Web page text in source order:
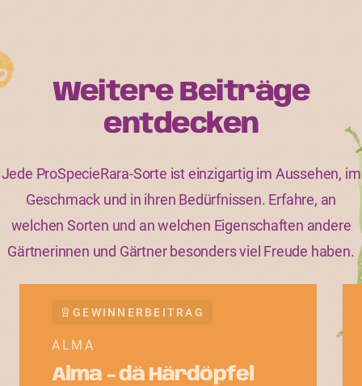
Weitere Beiträge
entdecken
Jede ProSpecieRara-Sorte ist einzigartig im Aussehen, im
Geschmack und in ihren Bedürfnissen. Erfahre, an
welchen Sorten und an welchen Eigenschaften andere
Gärtnerinnen und Gärtner besonders viel Freude haben.
GEWINNERBEITRAG
ALMA
Alma - dä Härdöpfel